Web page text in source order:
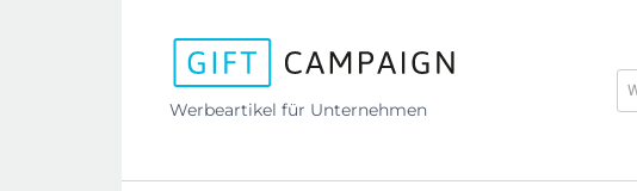
Werbeartikel für Unternehmen